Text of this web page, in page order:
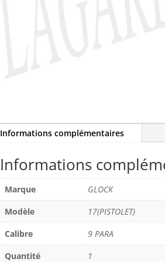
Informations complémentaires
Informations
Marque
GLOCK
Modèle
17(PISTOLET)
Calibre
9 PARA
Quantité
1